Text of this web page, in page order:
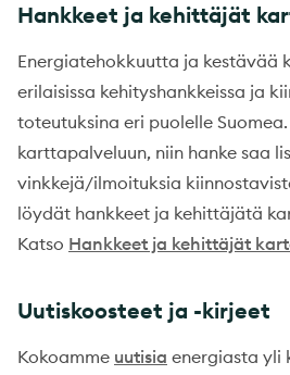
Hankkeet ja kehittäjät
Energiatehokkuutta ja kestävää
erilaisissa kehityshankkeissa ja
toteutuksina eri puolelle
karttapalveluun, niin hanke saa
vinkkejä/ilmoituksia
löydät hankkeet ja kehittäjätä
Katso Hankkeet ja kehittäjät
Uutiskoosteet ja -kirjeet
Kokoamme uutisia energiasta yli